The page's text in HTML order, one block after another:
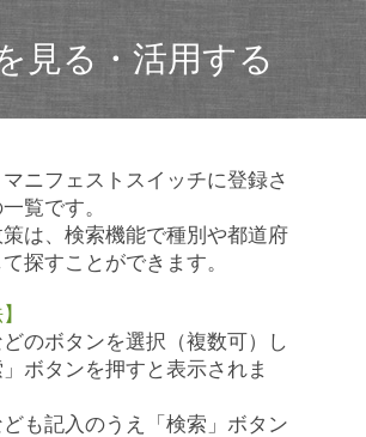
見る・活用する
ニフェストスイッチに登録さ
覧です。
は、検索機能で種別や都道府
探すことができます。
のボタンを選択（複数可）し
ボタンを押すと表示されま
も記入のうえ「検索」ボタン